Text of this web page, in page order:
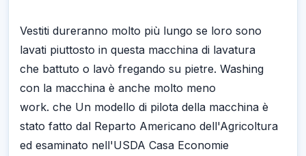
Vestiti dureranno molto più lungo se loro sono
lavati piuttosto in questa macchina di lavatura
che battuto o lavò fregando su pietre. Washing
con la macchina è anche molto meno
work. che Un modello di pilota della macchina è
stato fatto dal Reparto Americano dell'Agricoltura
ed esaminato nell'USDA Casa Economie